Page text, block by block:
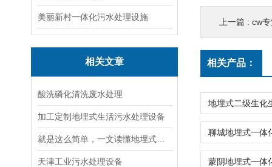
美丽新村一体化污水处理设施
相关文章
酸洗磷化清洗废水处理
加工定制地埋式生活污水处理设备
天津工业污水处理设备
上一篇 : cw
相关产品：